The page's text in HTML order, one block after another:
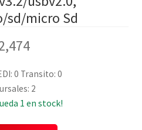
sd/micro Sd
0 Transito: 0
2
1 en stock!